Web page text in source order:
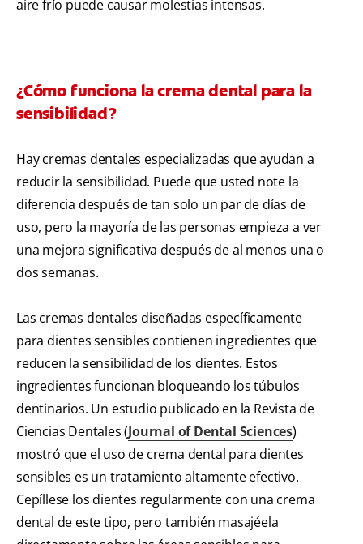
aire frío puede causar molestias intensas.
¿Cómo funciona la crema dental para la
sensibilidad?
Hay cremas dentales especializadas que ayudan a
reducir la sensibilidad. Puede que usted note la
diferencia después de tan solo un par de días de
uso, pero la mayoría de las personas empieza a ver
una mejora significativa después de al menos una o
dos semanas.
Las cremas dentales diseñadas específicamente
para dientes sensibles contienen ingredientes que
reducen la sensibilidad de los dientes. Estos
ingredientes funcionan bloqueando los túbulos
dentinarios. Un estudio publicado en la Revista de
Ciencias Dentales (Journal of Dental Sciences)
mostró que el uso de crema dental para dientes
sensibles es un tratamiento altamente efectivo.
Cepíllese los dientes regularmente con una crema
dental de este tipo, pero también masajéela